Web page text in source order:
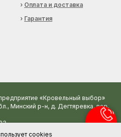
› Оплата и доставка
› Гарантия
cookies
«Кровельный выбор»
Минский р-н, д. Дегтяревка, пер.
райисполкомом.